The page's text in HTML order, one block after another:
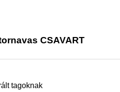
CSAVART
tagoknak